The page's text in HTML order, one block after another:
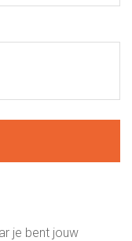
WERKEN OP
je bent jouw